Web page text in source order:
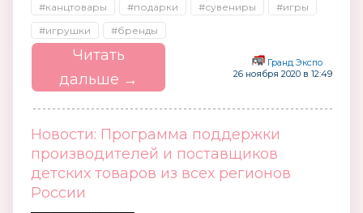
#канцтовары
#подарки #сувениры
#игры
#игрушки
#бренды
Читать
дальше →
Гранд Экспо
26 ноября 2020 в 12:49
Новости: Программа поддержки
производителей и поставщиков
детских товаров из всех регионов
России